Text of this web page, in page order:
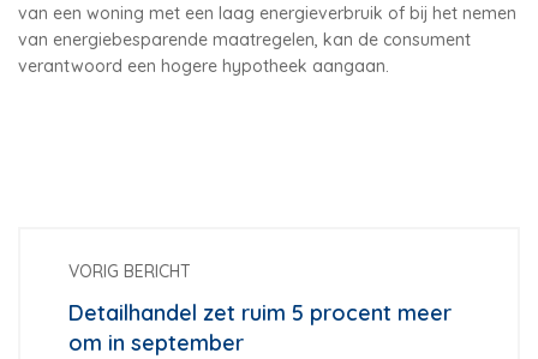
van een woning met een laag energieverbruik of bij het nemen
van energiebesparende maatregelen, kan de consument
verantwoord een hogere hypotheek aangaan.
VORIG BERICHT
Detailhandel zet ruim 5 procent meer
om in september